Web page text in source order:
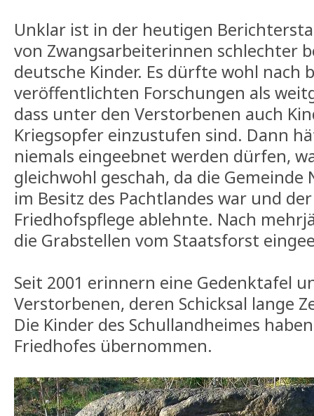
Unklar ist in der heutigen
von Zwangsarbeiterinnen schlechter
deutsche Kinder. Es dürfte wohl nach
veröffentlichten Forschungen als
dass unter den Verstorbenen auch
Kriegsopfer einzustufen sind. Dann
niemals eingeebnet werden dürfen,
gleichwohl geschah, da die
im Besitz des Pachtlandes war und
Friedhofspflege ablehnte. Nach
die Grabstellen vom Staatsforst
Seit 2001 erinnern eine Gedenktafel
Verstorbenen, deren Schicksal lange
Die Kinder des Schullandheimes
Friedhofes übernommen.